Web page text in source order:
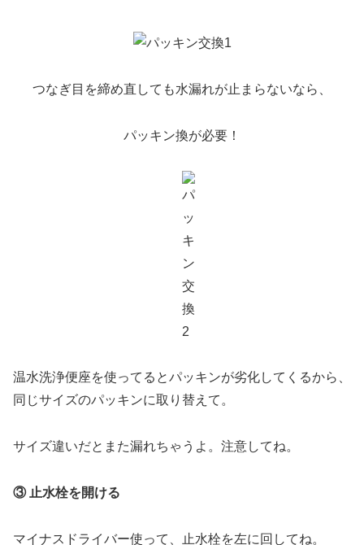
つなぎ目を締め直しても水漏れが止まらないなら、
パッキン換が必要！
温水洗浄便座を使ってるとパッキンが劣化してくるから、
同じサイズのパッキンに取り替えて。
サイズ違いだとまた漏れちゃうよ。注意してね。
③ 止水栓を開ける
マイナスドライバー使って、止水栓を左に回してね。